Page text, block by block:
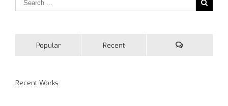
Popular Recent
Recent Works